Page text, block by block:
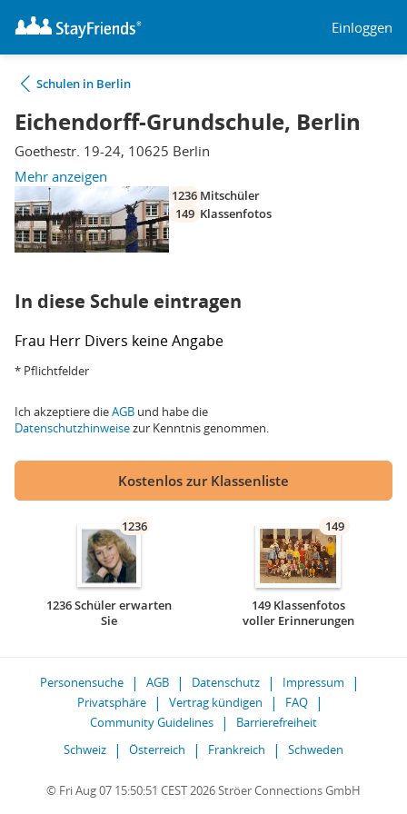
Einloggen
Schulen in Berlin
Eichendorff-Grundschule, Berlin
Goethestr. 19-24, 10625 Berlin
Mehr anzeigen
1236 Mitschüler
149 Klassenfotos
In diese Schule eintragen
Frau Herr Divers keine Angabe
* Pflichtfelder
Ich akzeptiere dieAGB und habe die
Datenschutzhinweisezur Kenntnis genommen.
Kostenlos zur Klassenliste
1236
1236 Schüler erwarten
Sie
149
149 Klassenfotos
voller Erinnerungen
Personensuche AGB Datenschutz
Impressum
Privatsphäre
Vertrag kündigen
FAQ
Community Guidelines
Barrierefreiheit
Schweiz
Österreich Frankreich Schweden
© Fri Aug 07 15:50:51 CEST 2026 Ströer Connections GmbH